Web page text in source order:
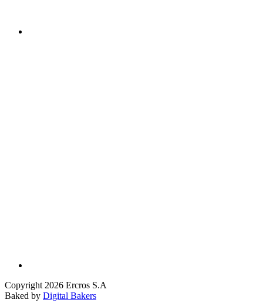
Copyright 2026 Ercros S.A
Baked by Digital Bakers